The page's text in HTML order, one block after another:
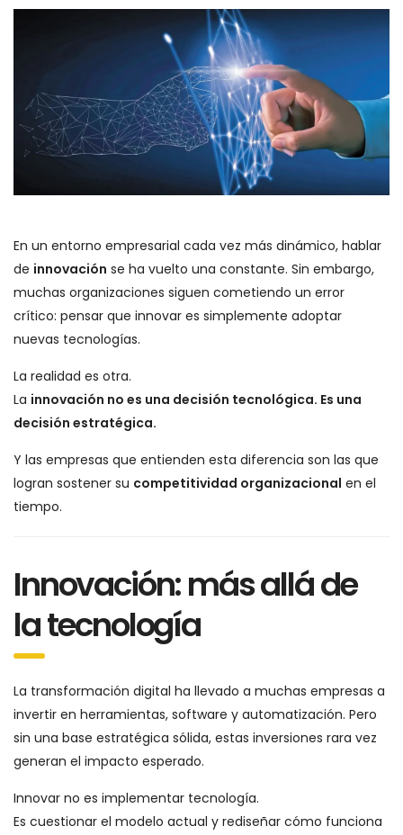
En un entorno empresarial cada vez más dinámico, hablar
de innovación se ha vuelto una constante. Sin embargo,
muchas organizaciones siguen cometiendo un error
crítico: pensar que innovar es simplemente adoptar
nuevas tecnologías.
La realidad es otra.
La innovación no es una decisión tecnológica. Es una
decisión estratégica.
Y las empresas que entienden esta diferencia son las que
logran sostener su competitividad organizacional en el
tiempo.
Innovación: más allá de
la tecnología
La transformación digital ha llevado a muchas empresas a
invertir en herramientas, software y automatización. Pero
sin una base estratégica sólida, estas inversiones rara vez
generan el impacto esperado.
Innovar no es implementar tecnología.
Es cuestionar el modelo actual y rediseñar cómo funciona